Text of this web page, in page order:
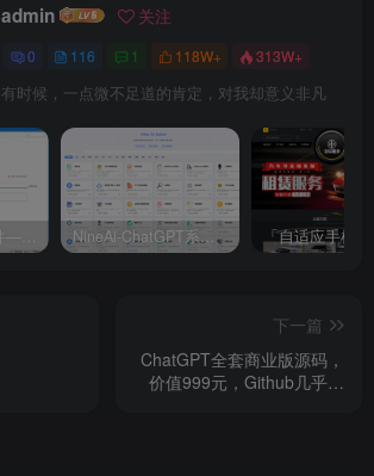
admin 关注
0 116 1 118W+ 313W+
有时候，一点微不足道的肯定，对我却意义非凡
整站网址下载软件——XFT下载软件 NineAi-ChatGPT系统全开源源码及基本搭建教程
下一篇
ChatGPT全套商业版源码，
价值999元，Github几乎全